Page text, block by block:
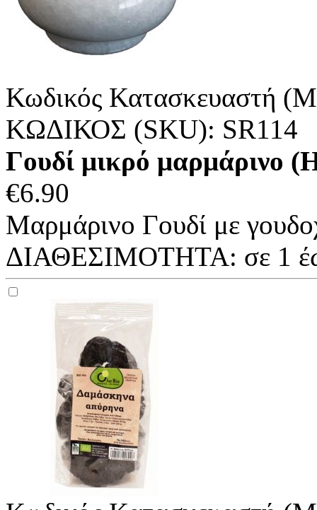
Κωδικός Κατασκευαστή
ΚΩΔΙΚΟΣ (SKU): SR114
Γουδί μικρό μαρμάρινο
€6.90
Μαρμάρινο Γουδί με
ΔΙΑΘΕΣΙΜΟΤΗΤΑ: σε 1